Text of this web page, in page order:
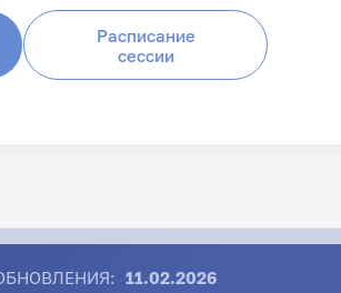
Расписание
сессии
11.02.2026